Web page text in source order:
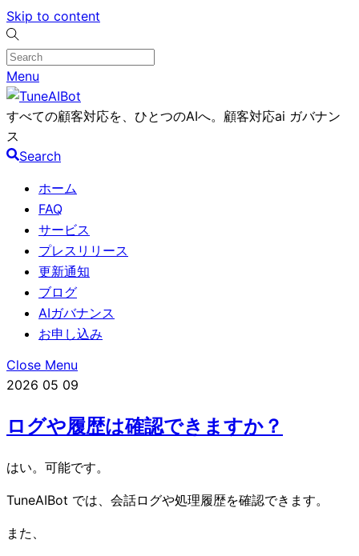
Skip to content
Menu
すべての顧客対応を、ひとつのAIへ。顧客対応ai ガバナン
ス
Search
ホーム
FAQ
サービス
プレスリリース
更新通知
ブログ
AIガバナンス
お申し込み
Close Menu
2026 05 09
ログや履歴は確認できますか？
はい。可能です。
TuneAIBot では、会話ログや処理履歴を確認できます。
また、